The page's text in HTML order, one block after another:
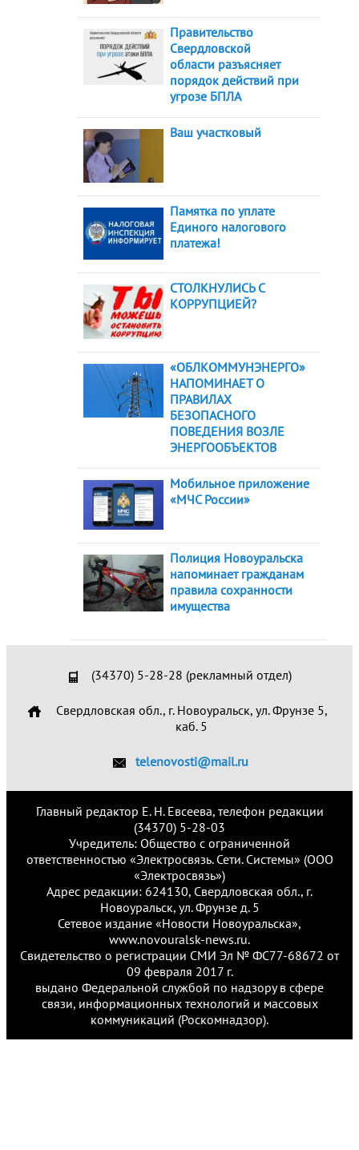
Правительство
Свердловской
области разъясняет
порядок действий при
угрозе БПЛА
Ваш участковый
Памятка по уплате
Единого налогового
платежа!
СТОЛКНУЛИСЬ С
КОРРУПЦИЕЙ?
«ОБЛКОММУНЭНЕРГО»
НАПОМИНАЕТ О
ПРАВИЛАХ
БЕЗОПАСНОГО
ПОВЕДЕНИЯ ВОЗЛЕ
ЭНЕРГООБЪЕКТОВ
Мобильное приложение
«МЧС России»
Полиция Новоуральска
напоминает гражданам
правила сохранности
имущества
(34370) 5-28-28 (рекламный отдел)
Свердловская обл., г. Новоуральск, ул. Фрунзе 5,
каб. 5
telenovosti@mail.ru
Главный редактор Е. Н. Евсеева, телефон редакции
(34370) 5-28-03
Учредитель: Общество с ограниченной
ответственностью «Электросвязь. Сети. Системы» (ООО
«Электросвязь»)
Адрес редакции: 624130, Свердловская обл., г.
Новоуральск, ул. Фрунзе д. 5
Сетевое издание «Новости Новоуральска»,
www.novouralsk-news.ru.
Свидетельство о регистрации СМИ Эл № ФС77-68672 от
09 февраля 2017 г.
выдано Федеральной службой по надзору в сфере
связи, информационных технологий и массовых
коммуникаций (Роскомнадзор).